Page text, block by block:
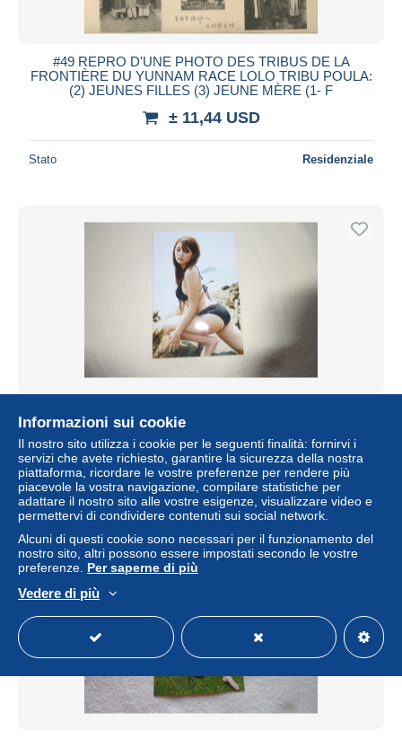
#49 REPRO D'UNE PHOTO DES TRIBUS DE LA
FRONTIÈRE DU YUNNAM RACE LOLO TRIBU POULA:
(2) JEUNES FILLES (3) JEUNE MÈRE (1- F
± 11,44 USD
Stato Residenziale
..EN MAILLOT DE BAIN
± 1,97 USD
Stato Residenziale
Informazioni sui cookie
Il nostro sito utilizza i cookie per le seguenti finalità: fornirvi i
servizi che avete richiesto, garantire la sicurezza della nostra
piattaforma, ricordare le vostre preferenze per rendere più
piacevole la vostra navigazione, compilare statistiche per
adattare il nostro sito alle vostre esigenze, visualizzare video e
permettervi di condividere contenuti sui social network.
Alcuni di questi cookie sono necessari per il funzionamento del
nostro sito, altri possono essere impostati secondo le vostre
preferenze. Per saperne di più
Vedere di più